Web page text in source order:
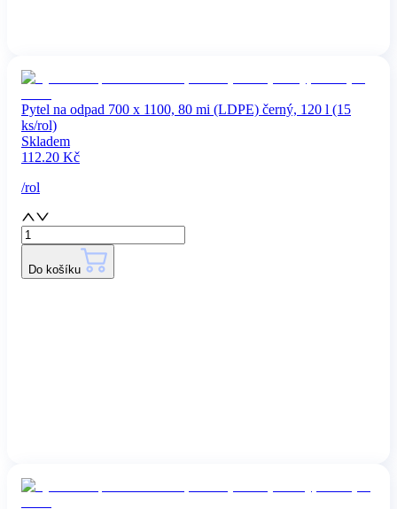
Pytel na odpad 700 x 1100, 80 mi (LDPE) černý, 120 l (15
ks/rol)
Skladem
112.20 Kč
/rol
Do košíku